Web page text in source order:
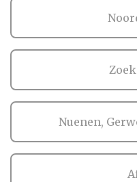
Nuenen,